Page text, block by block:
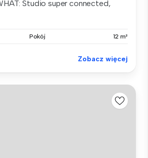
Studio super connected,
Pokój 12 m²
Zobacz więcej